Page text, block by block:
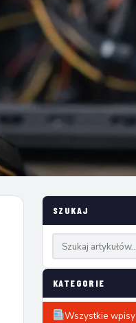
SZUKAJ
KATEGORIE
Wszystkie wpisy